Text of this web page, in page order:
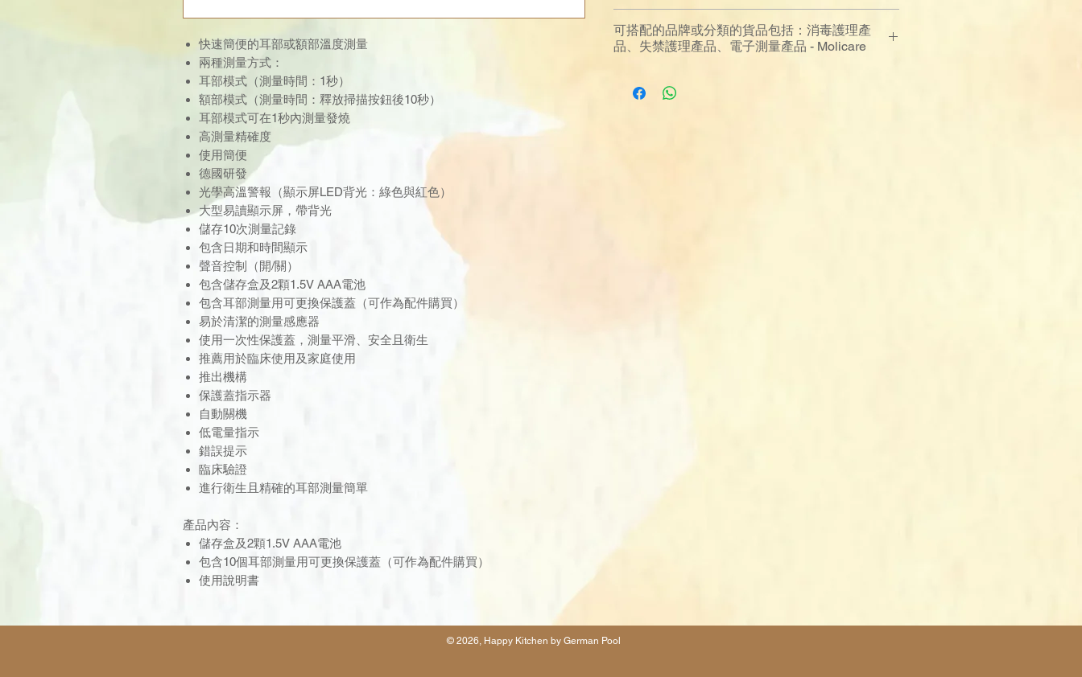
快速簡便的耳部或額部溫度測量
兩種測量方式：
耳部模式（測量時間：1秒）
額部模式（測量時間：釋放掃描按鈕後10秒）
耳部模式可在1秒內測量發燒
高測量精確度
使用簡便
德國研發
光學高溫警報（顯示屏LED背光：綠色與紅色）
大型易讀顯示屏，帶背光
儲存10次測量記錄
包含日期和時間顯示
聲音控制（開/關）
包含儲存盒及2顆1.5V AAA電池
包含耳部測量用可更換保護蓋（可作為配件購買）
易於清潔的測量感應器
使用一次性保護蓋，測量平滑、安全且衛生
推薦用於臨床使用及家庭使用
推出機構
保護蓋指示器
自動關機
低電量指示
錯誤提示
臨床驗證
進行衛生且精確的耳部測量簡單
產品內容：
儲存盒及2顆1.5V AAA電池
包含10個耳部測量用可更換保護蓋（可作為配件購買）
使用說明書
可搭配的品牌或分類的貨品包括：消毒護理產
品、失禁護理產品、電子測量產品 - Molicare
© 2026, Happy Kitchen by German Pool